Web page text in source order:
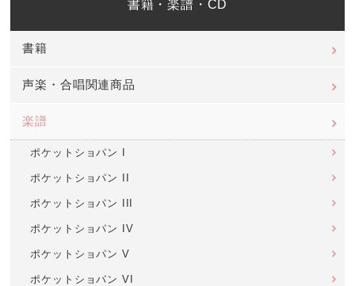
書籍・楽譜・CD
書籍
声楽・合唱関連商品
楽譜
ポケットショパン I
ポケットショパン II
ポケットショパン III
ポケットショパン IV
ポケットショパン V
ポケットショパン VI